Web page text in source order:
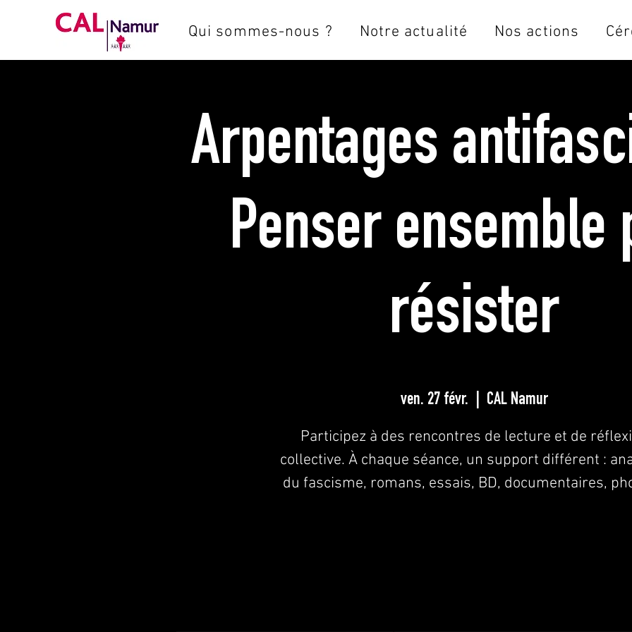
Qui sommes-nous ? Notre actualité Nos actions
Arpentages
Penser ensemble
résister
ven. 27 févr. CAL Namur
Participez à des rencontres de lecture et de
collective. À chaque séance, un support différent :
du fascisme, romans, essais, BD, documentaires,